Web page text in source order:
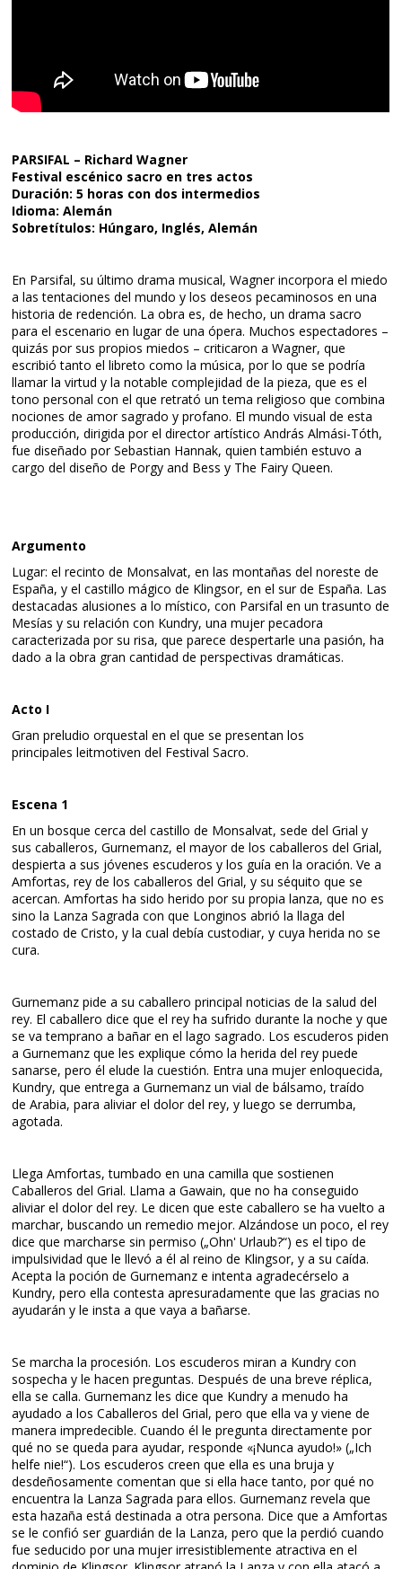
PARSIFAL – Richard Wagner
Festival escénico sacro en tres actos
Duración: 5 horas con dos intermedios
Idioma: Alemán
Sobretítulos: Húngaro, Inglés, Alemán
En Parsifal, su último drama musical, Wagner incorpora el miedo
a las tentaciones del mundo y los deseos pecaminosos en una
historia de redención. La obra es, de hecho, un drama sacro
para el escenario en lugar de una ópera. Muchos espectadores –
quizás por sus propios miedos – criticaron a Wagner, que
escribió tanto el libreto como la música, por lo que se podría
llamar la virtud y la notable complejidad de la pieza, que es el
tono personal con el que retrató un tema religioso que combina
nociones de amor sagrado y profano. El mundo visual de esta
producción, dirigida por el director artístico András Almási-Tóth,
fue diseñado por Sebastian Hannak, quien también estuvo a
cargo del diseño de Porgy and Bess y The Fairy Queen.
Argumento
Lugar: el recinto de Monsalvat, en las montañas del noreste de
España, y el castillo mágico de Klingsor, en el sur de España. Las
destacadas alusiones a lo místico, con Parsifal en un trasunto de
Mesías y su relación con Kundry, una mujer pecadora
caracterizada por su risa, que parece despertarle una pasión, ha
dado a la obra gran cantidad de perspectivas dramáticas.
Acto I
Gran preludio orquestal en el que se presentan los
principales leitmotiven del Festival Sacro.
Escena 1
En un bosque cerca del castillo de Monsalvat, sede del Grial y
sus caballeros, Gurnemanz, el mayor de los caballeros del Grial,
despierta a sus jóvenes escuderos y los guía en la oración. Ve a
Amfortas, rey de los caballeros del Grial, y su séquito que se
acercan. Amfortas ha sido herido por su propia lanza, que no es
sino la Lanza Sagrada con que Longinos abrió la llaga del
costado de Cristo, y la cual debía custodiar, y cuya herida no se
cura.
Gurnemanz pide a su caballero principal noticias de la salud del
rey. El caballero dice que el rey ha sufrido durante la noche y que
se va temprano a bañar en el lago sagrado. Los escuderos piden
a Gurnemanz que les explique cómo la herida del rey puede
sanarse, pero él elude la cuestión. Entra una mujer enloquecida,
Kundry, que entrega a Gurnemanz un vial de bálsamo, traído
de Arabia, para aliviar el dolor del rey, y luego se derrumba,
agotada.
Llega Amfortas, tumbado en una camilla que sostienen
Caballeros del Grial. Llama a Gawain, que no ha conseguido
aliviar el dolor del rey. Le dicen que este caballero se ha vuelto a
marchar, buscando un remedio mejor. Alzándose un poco, el rey
dice que marcharse sin permiso („Ohn' Urlaub?“) es el tipo de
impulsividad que le llevó a él al reino de Klingsor, y a su caída.
Acepta la poción de Gurnemanz e intenta agradecérselo a
Kundry, pero ella contesta apresuradamente que las gracias no
ayudarán y le insta a que vaya a bañarse.
Se marcha la procesión. Los escuderos miran a Kundry con
sospecha y le hacen preguntas. Después de una breve réplica,
ella se calla. Gurnemanz les dice que Kundry a menudo ha
ayudado a los Caballeros del Grial, pero que ella va y viene de
manera impredecible. Cuando él le pregunta directamente por
qué no se queda para ayudar, responde «¡Nunca ayudo!» („Ich
helfe nie!“). Los escuderos creen que ella es una bruja y
desdeñosamente comentan que si ella hace tanto, por qué no
encuentra la Lanza Sagrada para ellos. Gurnemanz revela que
esta hazaña está destinada a otra persona. Dice que a Amfortas
se le confió ser guardián de la Lanza, pero que la perdió cuando
fue seducido por una mujer irresistiblemente atractiva en el